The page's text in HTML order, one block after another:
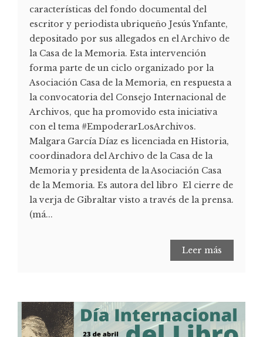
características del fondo documental del
escritor y periodista ubriqueño Jesús Ynfante,
depositado por sus allegados en el Archivo de
la Casa de la Memoria. Esta intervención
forma parte de un ciclo organizado por la
Asociación Casa de la Memoria, en respuesta a
la convocatoria del Consejo Internacional de
Archivos, que ha promovido esta iniciativa
con el tema #EmpoderarLosArchivos.
Malgara García Díaz es licenciada en Historia,
coordinadora del Archivo de la Casa de la
Memoria y presidenta de la Asociación Casa
de la Memoria. Es autora del libro El cierre de
la verja de Gibraltar visto a través de la prensa.
(má...
Leer más